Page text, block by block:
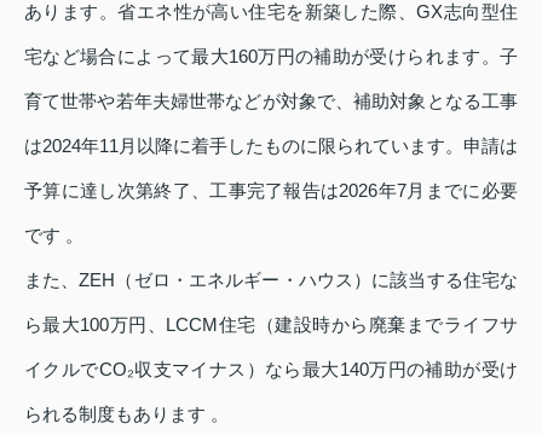
あります。省エネ性が高い住宅を新築した際、GX志向型住
宅など場合によって最大160万円の補助が受けられます。子
育て世帯や若年夫婦世帯などが対象で、補助対象となる工事
は2024年11月以降に着手したものに限られています。申請は
予算に達し次第終了、工事完了報告は2026年7月までに必要
です 。
また、ZEH（ゼロ・エネルギー・ハウス）に該当する住宅な
ら最大100万円、LCCM住宅（建設時から廃棄までライフサ
イクルでCO₂収支マイナス）なら最大140万円の補助が受け
られる制度もあります 。